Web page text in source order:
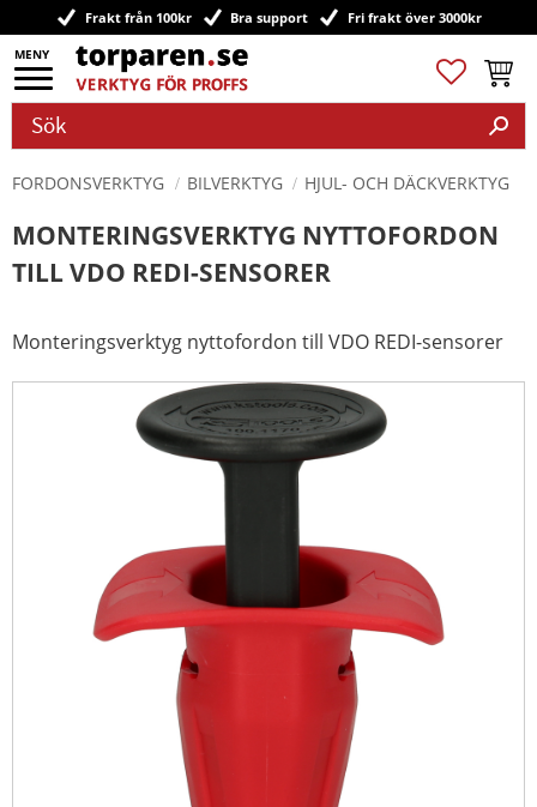
Meny
Frakt från 100kr Bra support Fri frakt över 3000kr
Favoriter
FORDONSVERKTYG BILVERKTYG HJUL- OCH DÄCKVERKTYG
MONTERINGSVERKTYG NYTTOFORDON
TILL VDO REDI-SENSORER
Monteringsverktyg nyttofordon till VDO REDI-sensorer